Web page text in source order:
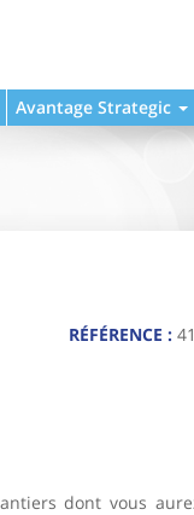
Avantage Strategic
RÉFÉRENCE :
dont vous